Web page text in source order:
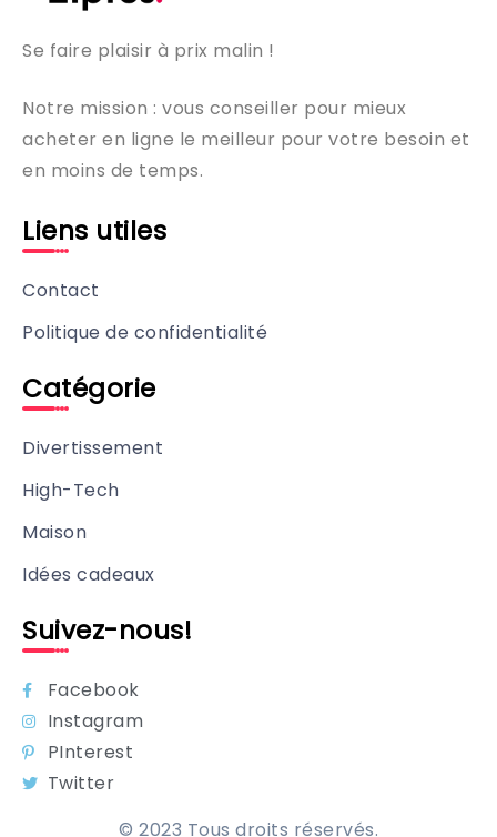
Se faire plaisir à prix malin !
Notre mission : vous conseiller pour mieux
acheter en ligne le meilleur pour votre besoin et
en moins de temps.
Liens utiles
Contact
Politique de confidentialité
Catégorie
Divertissement
High-Tech
Maison
Idées cadeaux
Suivez-nous!
Facebook
Instagram
PInterest
Twitter
© 2023 Tous droits réservés.